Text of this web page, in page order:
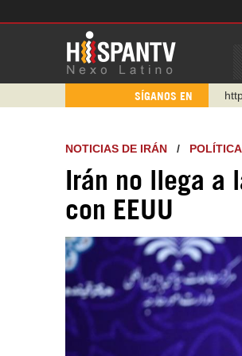
SÍGANOS EN
NOTICIAS DE IRÁN / POLÍTICA
Irán no llega a
con EEUU